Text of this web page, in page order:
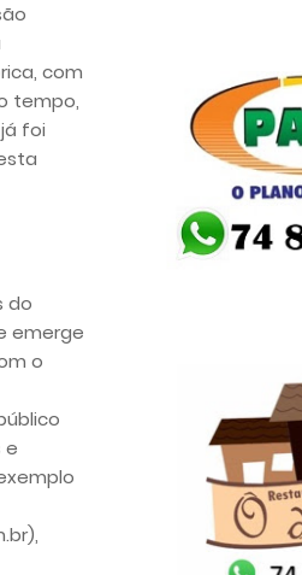
com
tempo,
foi
do
emerge
o
e